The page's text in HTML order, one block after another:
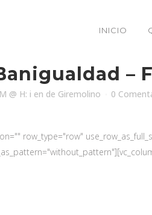
INICIO
–
@ H: i en de Giremolino 0
row_type="row"